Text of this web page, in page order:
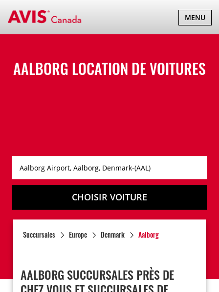
BASCULER
LA
MENU
AALBORG LOCATION DE VOITURES
CHOISIR VOITURE
Succursales Europe Denmark Aalborg
AALBORG SUCCURSALES PRÈS DE